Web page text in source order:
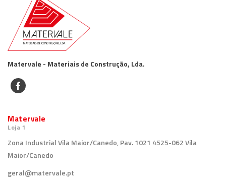
Matervale - Materiais de Construção, Lda.
Matervale
Loja 1
Zona Industrial Vila Maior/Canedo, Pav. 1021 4525-062 Vila
Maior/Canedo
geral@matervale.pt